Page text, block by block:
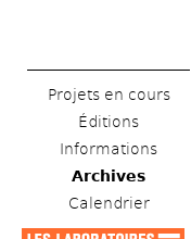
Projets en cours
Éditions
Informations
Archives
Calendrier